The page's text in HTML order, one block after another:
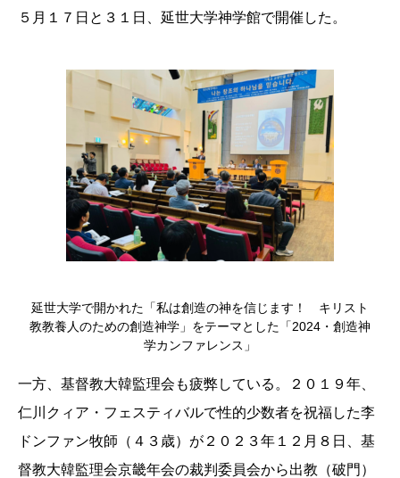
５月１７日と３１日、延世大学神学館で開催した。
延世大学で開かれた「私は創造の神を信じます！ キリスト
教教養人のための創造神学」をテーマとした「2024・創造神
学カンファレンス」
一方、基督教大韓監理会も疲弊している。２０１９年、
仁川クィア・フェスティバルで性的少数者を祝福した李
ドンファン牧師（４３歳）が２０２３年１２月８日、基
督教大韓監理会京畿年会の裁判委員会から出教（破門）